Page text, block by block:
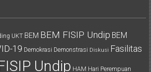
UKT BEM BEM FISIP Undip BEM
19 Demokrasi Demonstrasi Diskusi Fasilitas
Undip HAM Hari Perempuan